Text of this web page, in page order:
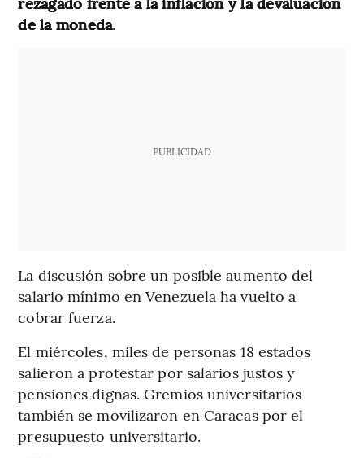
de la moneda.
PUBLICIDAD
La discusión sobre un posible aumento del
salario mínimo en Venezuela ha vuelto a
cobrar fuerza.
El miércoles, miles de personas 18 estados
salieron a protestar por salarios justos y
pensiones dignas. Gremios universitarios
también se movilizaron en Caracas por el
presupuesto universitario.